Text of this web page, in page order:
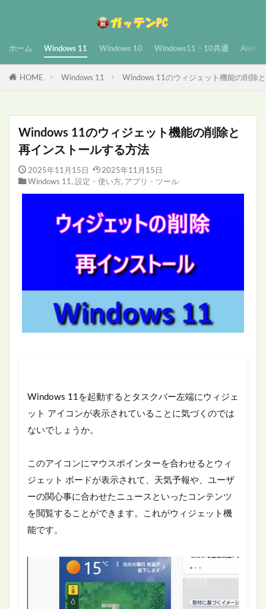
ホーム Windows 11 Windows 10 Windows11・10共通
HOME Windows 11 Windows 11のウィジェット機能の削除
Windows 11のウィジェット機能の削除と
再インストールする方法
2025年11月15日
2025年11月15日
Windows 11 , 設定・使い方, アプリ・ツール
Windows 11を起動するとタスクバー左端にウィジェ
ット アイコンが表示されていることに気づくのでは
ないでしょうか。
このアイコンにマウスポインターを合わせるとウィ
ジェット ボードが表示されて、天気予報や、ユーザ
ーの関心事に合わせたニュースといったコンテンツ
を閲覧することができます。これがウィジェット機
能です。